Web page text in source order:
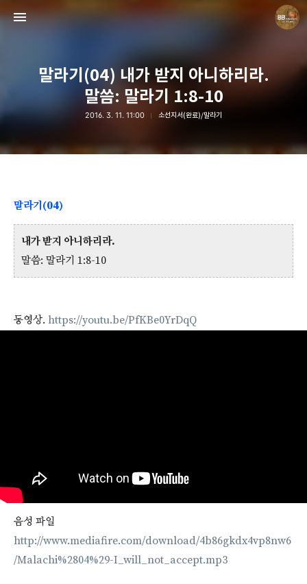
말라기(04) 내가 받지 아니하리라.
말씀: 말라기 1:8-10
2016. 3. 11. 11:00 소선지서(완료)/말라기
말라기(04)
내가 받지 아니하리라.
말씀: 말라기 1:8-10
동영상. https://youtu.be/PfKBe0YrDqQ
음성 파일
http://www.mediafire.com/download/4b86gkdx4vp8nw6
/Malachi%2804%29-I_will_not_accept.mp3
Believing Bible Studies